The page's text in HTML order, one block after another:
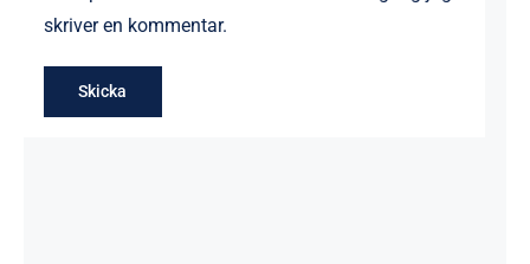
skriver en kommentar.